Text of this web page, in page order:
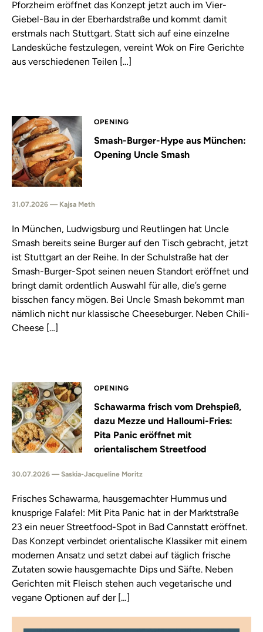
Pforzheim eröffnet das Konzept jetzt auch im Vier-
Giebel-Bau in der Eberhardstraße und kommt damit
erstmals nach Stuttgart. Statt sich auf eine einzelne
Landesküche festzulegen, vereint Wok on Fire Gerichte
aus verschiedenen Teilen […]
OPENING
Smash-Burger-Hype aus München:
Opening Uncle Smash
31.07.2026 — Kajsa Meth
In München, Ludwigsburg und Reutlingen hat Uncle
Smash bereits seine Burger auf den Tisch gebracht, jetzt
ist Stuttgart an der Reihe. In der Schulstraße hat der
Smash-Burger-Spot seinen neuen Standort eröffnet und
bringt damit ordentlich Auswahl für alle, die’s gerne
bisschen fancy mögen. Bei Uncle Smash bekommt man
nämlich nicht nur klassische Cheeseburger. Neben Chili-
Cheese […]
OPENING
Schawarma frisch vom Drehspieß,
dazu Mezze und Halloumi-Fries:
Pita Panic eröffnet mit
orientalischem Streetfood
30.07.2026 — Saskia-Jacqueline Moritz
Frisches Schawarma, hausgemachter Hummus und
knusprige Falafel: Mit Pita Panic hat in der Marktstraße
23 ein neuer Streetfood-Spot in Bad Cannstatt eröffnet.
Das Konzept verbindet orientalische Klassiker mit einem
modernen Ansatz und setzt dabei auf täglich frische
Zutaten sowie hausgemachte Dips und Säfte. Neben
Gerichten mit Fleisch stehen auch vegetarische und
vegane Optionen auf der […]